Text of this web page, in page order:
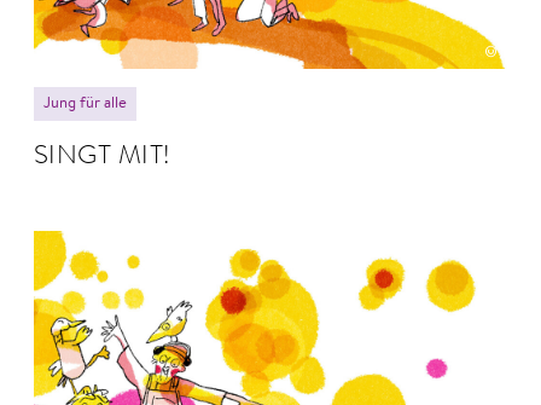
Jung für alle
SINGT MIT!